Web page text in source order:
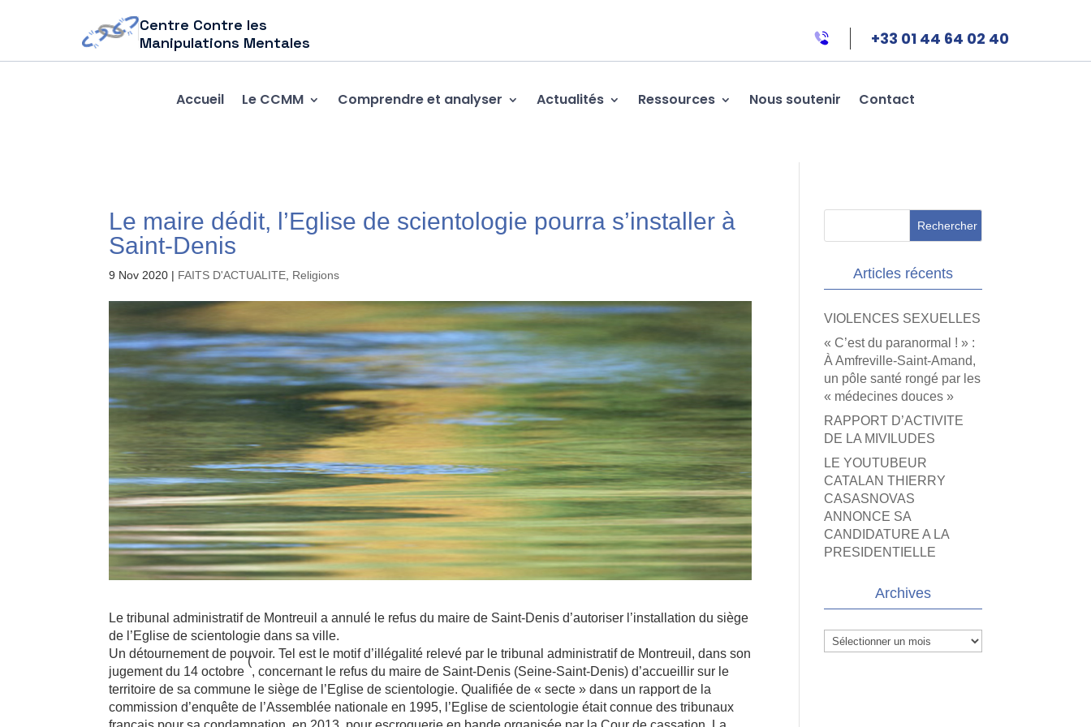
Centre Contre les
Manipulations Mentales
+33 01 44 64 02 40
Accueil Le CCMM Comprendre et analyser Actualités Ressources Nous soutenir Contact
Le maire dédit, l’Eglise de scientologie pourra s’installer à
Saint-Denis
9 Nov 2020 | FAITS D'ACTUALITE Religions
Le tribunal administratif de Montreuil a annulé le refus du maire de Saint-Denis d’autoriser l’installation du siège
de l’Eglise de scientologie dans sa ville.
Un détournement de pouvoir. Tel est le motif d’illégalité relevé par le tribunal administratif de Montreuil, dans son
jugement du 14 octobre
(
, concernant le refus du maire de Saint-Denis (Seine-Saint-Denis) d’accueillir sur le
territoire de sa commune le siège de l’Eglise de scientologie. Qualifiée de « secte » dans un rapport de la
commission d’enquête de l’Assemblée nationale en 1995, l’Eglise de scientologie était connue des tribunaux
Articles récents
VIOLENCES SEXUELLES
« C’est du paranormal ! » :
À Amfreville-Saint-Amand,
un pôle santé rongé par les
« médecines douces »
RAPPORT D’ACTIVITE
DE LA MIVILUDES
LE YOUTUBEUR
CATALAN THIERRY
CASASNOVAS
ANNONCE SA
CANDIDATURE A LA
PRESIDENTIELLE
Archives
Archives